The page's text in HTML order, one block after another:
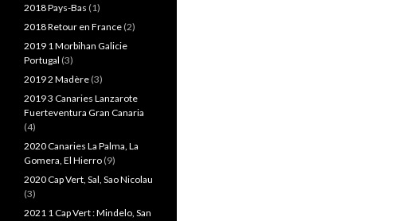
2018 Pays-Bas (1)
2018 Retour en France (2)
2019 1 Morbihan Galicie
Portugal (3)
2019 2 Madère (3)
2019 3 Canaries Lanzarote
Fuerteventura Gran Canaria
(4)
2020 Canaries La Palma, La
Gomera, El Hierro (9)
2020 Cap Vert, Sal, Sao Nicolau
(3)
2021 1 Cap Vert : Mindelo, San